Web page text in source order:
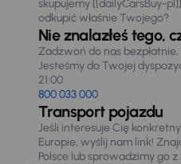
skupujemy [[dailyCarsBuy-
odkupić właśnie Twojego?
Nie znalazłeś tego,
Zadzwoń do nas
Jesteśmy do Twojej
21:00
800 033 000
Transport pojazdu
Jeśli interesuje Cię
Europie, wyślij nam link!
Polsce lub sprowadzimy go z